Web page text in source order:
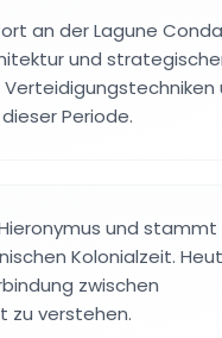
an der Lagune
und
Periode.
und stammt
Kolonialzeit.
zwischen
zu verstehen.